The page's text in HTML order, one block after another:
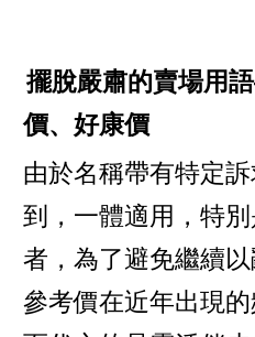
擺脫嚴肅的賣場用
價、好康價
由於名稱帶有特定
到，一體適用，特
者，為了避免繼續以
參考價在近年出現